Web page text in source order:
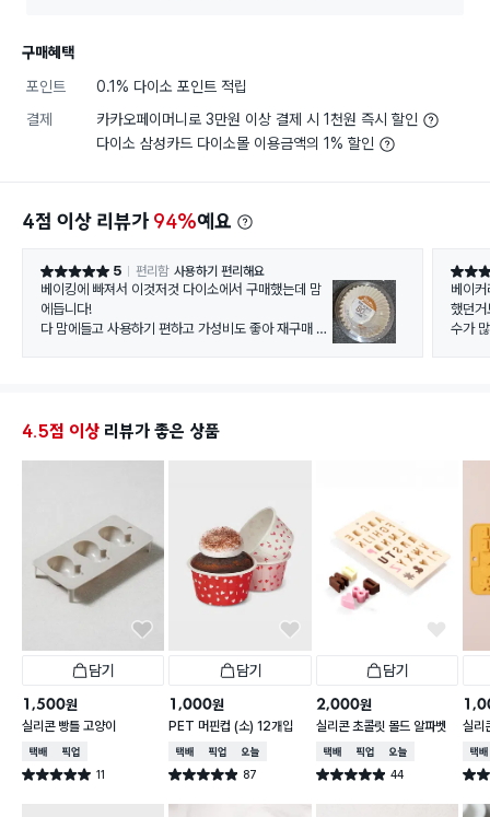
구매혜택
포인트
0.1% 다이소 포인트 적립
결제
카카오페이머니로 3만원 이상 결제 시 1천원 즉시 할인
다이소 삼성카드 다이소몰 이용금액의 1% 할인
4점 이상 리뷰가 94%예요
별점 5점 5 편리함 사용하기 편리해요
베이킹에 빠져서 이것저것 다이소에서 구매했는데 맘
에듭니다!
다 맘에들고 사용하기 편하고 가성비도 좋아 재구매 예
별점 5
베이
했던거
수가
4.5점 이상 리뷰가 좋은 상품
담기
1,500원
실리콘 빵틀 고양이
택배배송매장픽업
별점 5.0점 11
건 작성
담기
1,000원
PET 머핀컵 (소) 12개입
택배배송매장픽업오늘배송
별점 4.9점 87
건 작성
담기
2,000원
실리콘 초콜릿 몰드 알파벳
택배배송매장픽업오늘배송
별점 4.9점 44
건 작성
실리
숫자
택배
별점